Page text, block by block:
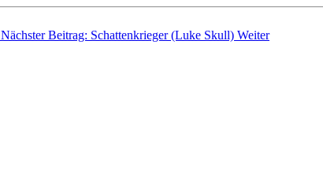
Nächster Beitrag: Schattenkrieger (Luke Skull) Weiter